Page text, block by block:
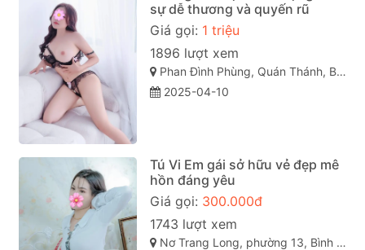
sự dễ thương và quyến rũ
Giá gọi: 1 triệu
1896 lượt xem
Phan Đình Phùng, Quán Thánh, Ba Đình, Hà Nội
2025-04-10
Tú Vi Em gái sở hữu vẻ đẹp mê
hồn đáng yêu
Giá gọi: 300.000đ
1743 lượt xem
Nơ Trang Long, phường 13, Bình Thạnh, Thành phố Hồ Chí Minh